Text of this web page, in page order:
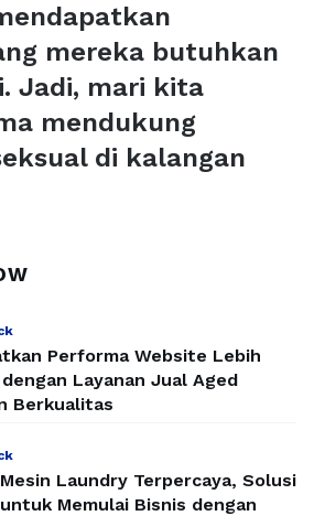
mereka butuhkan
Jadi, mari kita
mendukung
di kalangan
Performa Website Lebih
Layanan Jual Aged
Berkualitas
Laundry Terpercaya, Solusi
Memulai Bisnis dengan